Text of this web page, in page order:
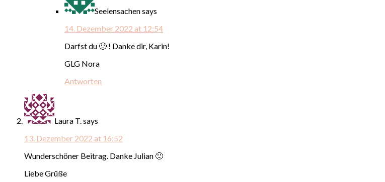
Seelensachensays
14. Dezember 2022 at 12:54
Darfst du 🙂 ! Danke dir, Karin!
GLG Nora
Antworten
Laura T. says
13. Dezember 2022 at 16:52
Wunderschöner Beitrag. Danke Julian 🙂
Liebe Grüße